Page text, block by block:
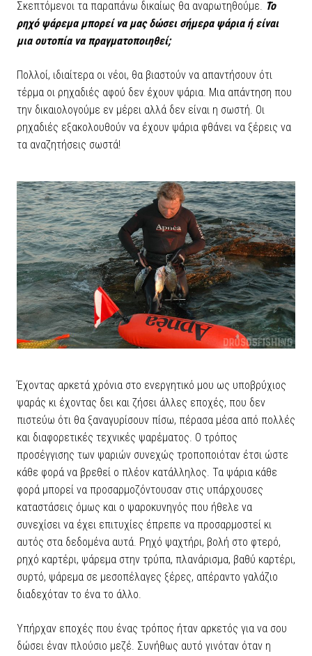
Σκεπτόμενοι τα παραπάνω δικαίως θα αναρωτηθούμε. Το
ρηχό ψάρεμα μπορεί να μας δώσει σήμερα ψάρια ή είναι
μια ουτοπία να πραγματοποιηθεί;
Πολλοί, ιδιαίτερα οι νέοι, θα βιαστούν να απαντήσουν ότι
τέρμα οι ρηχαδιές αφού δεν έχουν ψάρια. Μια απάντηση που
την δικαιολογούμε εν μέρει αλλά δεν είναι η σωστή. Οι
ρηχαδιές εξακολουθούν να έχουν ψάρια φθάνει να ξέρεις να
τα αναζητήσεις σωστά!
Έχοντας αρκετά χρόνια στο ενεργητικό μου ως υποβρύχιος
ψαράς κι έχοντας δει και ζήσει άλλες εποχές, που δεν
πιστεύω ότι θα ξαναγυρίσουν πίσω, πέρασα μέσα από πολλές
και διαφορετικές τεχνικές ψαρέματος. Ο τρόπος
προσέγγισης των ψαριών συνεχώς τροποποιόταν έτσι ώστε
κάθε φορά να βρεθεί ο πλέον κατάλληλος. Τα ψάρια κάθε
φορά μπορεί να προσαρμοζόντουσαν στις υπάρχουσες
καταστάσεις όμως και ο ψαροκυνηγός που ήθελε να
συνεχίσει να έχει επιτυχίες έπρεπε να προσαρμοστεί κι
αυτός στα δεδομένα αυτά. Ρηχό ψαχτήρι, βολή στο φτερό,
ρηχό καρτέρι, ψάρεμα στην τρύπα, πλανάρισμα, βαθύ καρτέρι,
συρτό, ψάρεμα σε μεσοπέλαγες ξέρες, απέραντο γαλάζιο
διαδεχόταν το ένα το άλλο.
Υπήρχαν εποχές που ένας τρόπος ήταν αρκετός για να σου
δώσει έναν πλούσιο μεζέ. Συνήθως αυτό γινόταν όταν η